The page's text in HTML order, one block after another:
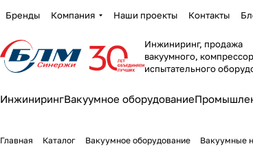
Бренды Компания Наши проекты Контакты
Инжиниринг, продажа
вакуумного,
испытательного
ИнжинирингВакуумное оборудование
Главная Каталог Вакуумное оборудование Вакуумные